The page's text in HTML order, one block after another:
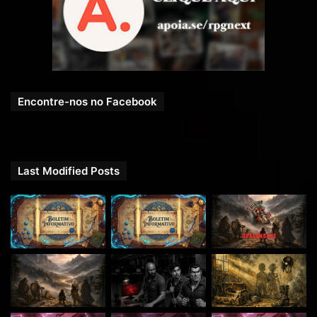
saqueados.
Voltando à taverna, lá estavam os seis peculiares
moradores da Vila das Cinzas. Will Burley, o dono da
cerveja weizen, com um belo colarinho. Sentado ao seu
se gabava de ser o melhor ferreiro em um raio de
quilômetros, que estava se deliciando com uma caneca de
cerveja bem lupulada.
Junto a eles, tomando uma discreta taça de vinho estava
o padre Lucius, seus votos lhe impediam de sair daquele
lugar, pois ele fora designado para cuidar da Igreja daquela
Encontre-nos no Facebook
Last Modified Posts